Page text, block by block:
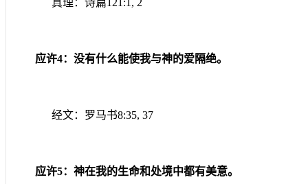
应许4：没有什么能使我与神的爱隔绝。
经文：罗马书8:35, 37
应许5：神在我的生命和处境中都有美意。